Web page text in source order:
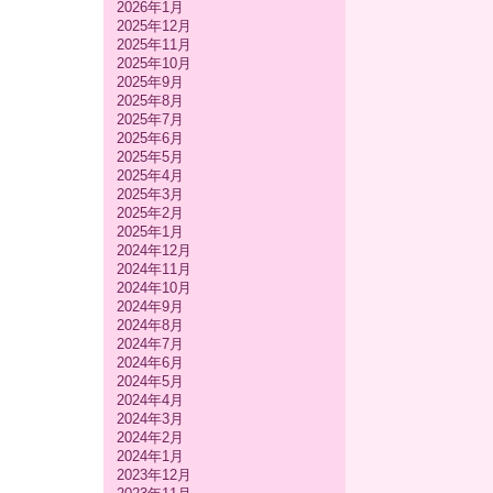
2026年1月
2025年12月
2025年11月
2025年10月
2025年9月
2025年8月
2025年7月
2025年6月
2025年5月
2025年4月
2025年3月
2025年2月
2025年1月
2024年12月
2024年11月
2024年10月
2024年9月
2024年8月
2024年7月
2024年6月
2024年5月
2024年4月
2024年3月
2024年2月
2024年1月
2023年12月